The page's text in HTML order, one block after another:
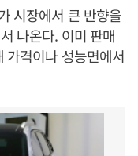
시장에서 큰 반향을
나온다. 이미 판매
가격이나 성능면에서